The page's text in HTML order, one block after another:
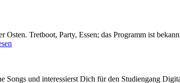
Osten. Tretboot, Party, Essen; das Programm ist
Songs und interessierst Dich für den Studiengang